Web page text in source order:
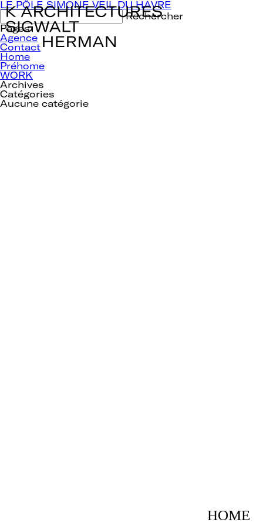
Navigation
de
l’article
LE PÔLE SIMONE VEIL DU HAVRE
Rechercher :
Pages
Agence
Contact
Home
Préhome
WORK
Archives
Catégories
Aucune catégorie